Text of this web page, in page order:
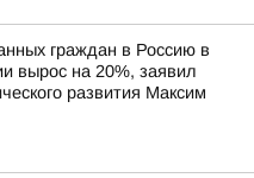
граждан в Россию в
вырос на 20%, заявил
развития Максим